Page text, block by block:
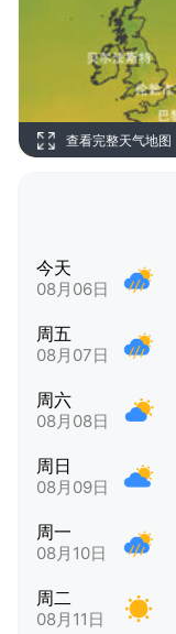
查看完整天气地图
今天
08月06日
周五
08月07日
周六
08月08日
周日
08月09日
周一
08月10日
周二
08月11日